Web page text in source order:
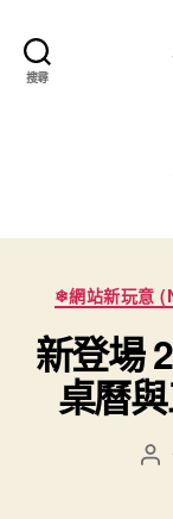
搜尋
❄網站新玩意
新登場
桌曆
文